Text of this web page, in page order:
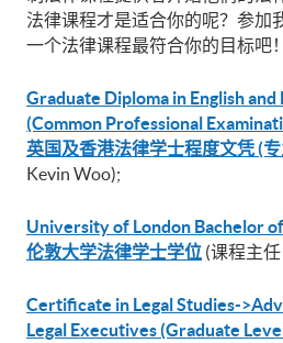
法律课程才是适合你的呢？参加
一个法律课程最符合你的目标吧！
Graduate Diploma in English and
(Common Professional
英国及香港法律学士程度文凭 (
Kevin Woo);
University of London Bachelor of
伦敦大学法律学士学位 (课程主
Certificate in Legal Studies-
Legal Executives (Graduate